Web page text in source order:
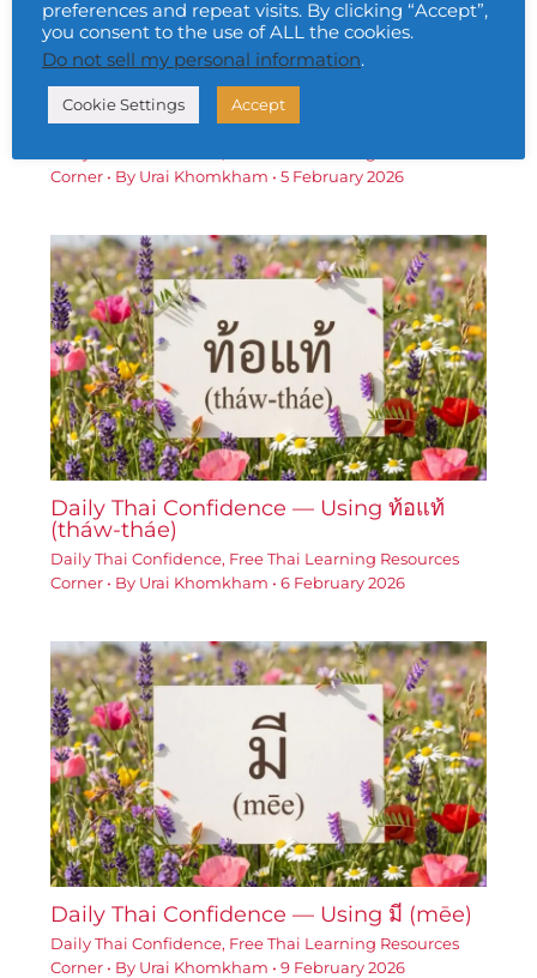
Daily Thai Confidence — Using ประสบ
ความสำเร็จ (bprà-sòb khwāam-sǎm-
hrèd)
Corner• By Urai Khomkham • 5 February 2026
Daily Thai Confidence — Using ท้อแท้
(tháw-tháe)
Daily Thai Confidence, Free Thai Learning Resources
Corner• By Urai Khomkham • 6 February 2026
Daily Thai Confidence — Using มี (mēe)
Daily Thai Confidence, Free Thai Learning Resources
Corner• By Urai Khomkham • 9 February 2026
preferences and repeat visits. By clicking “Accept”,
you consent to the use of ALL the cookies.
Do not sell my personal information.
Cookie Settings Accept